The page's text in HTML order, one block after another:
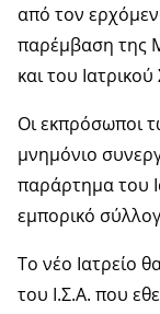
από τον
παρέμβαση της
και του
Οι εκπρόσωποι
μνημόνιο
παράρτημα του
εμπορικό
Το νέο Ιατρείο
του Ι.Σ.Α. που